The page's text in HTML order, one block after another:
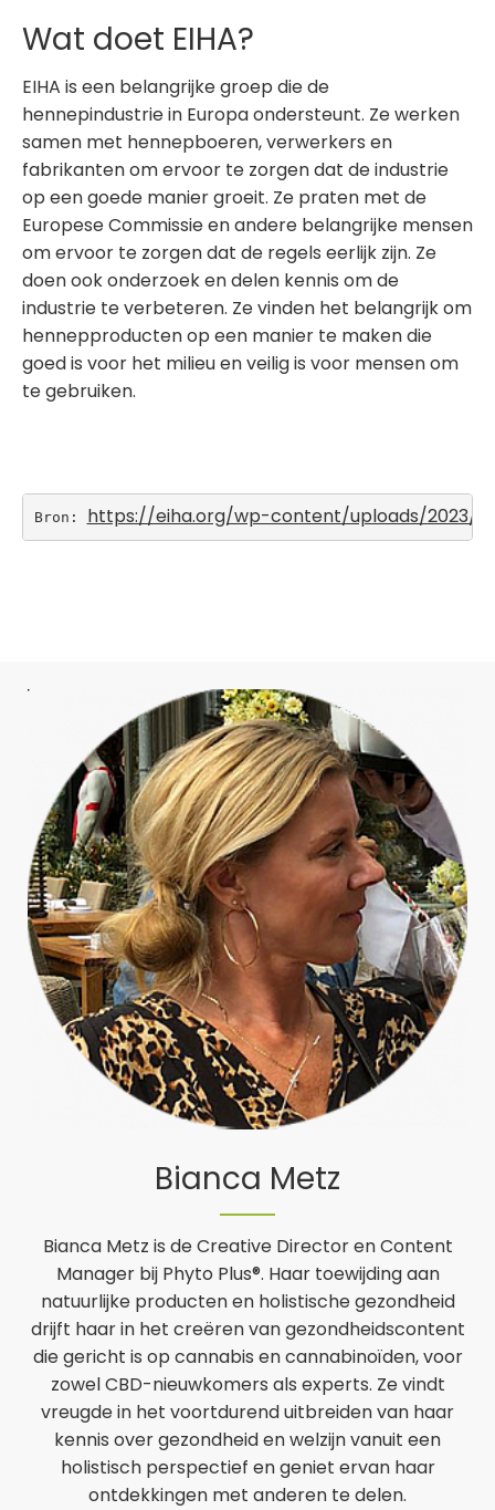
Wat doet EIHA?
EIHA is een belangrijke groep die de
hennepindustrie in Europa ondersteunt. Ze werken
samen met hennepboeren, verwerkers en
fabrikanten om ervoor te zorgen dat de industrie
op een goede manier groeit. Ze praten met de
Europese Commissie en andere belangrijke mensen
om ervoor te zorgen dat de regels eerlijk zijn. Ze
doen ook onderzoek en delen kennis om de
industrie te verbeteren. Ze vinden het belangrijk om
hennepproducten op een manier te maken die
goed is voor het milieu en veilig is voor mensen om
te gebruiken.
Bron: https://eiha.org/wp-content/uploads/2023/
Bianca Metz
Bianca Metz is de Creative Director en Content
Manager bij Phyto Plus®. Haar toewijding aan
natuurlijke producten en holistische gezondheid
drijft haar in het creëren van gezondheidscontent
die gericht is op cannabis en cannabinoïden, voor
zowel CBD-nieuwkomers als experts. Ze vindt
vreugde in het voortdurend uitbreiden van haar
kennis over gezondheid en welzijn vanuit een
holistisch perspectief en geniet ervan haar
ontdekkingen met anderen te delen.